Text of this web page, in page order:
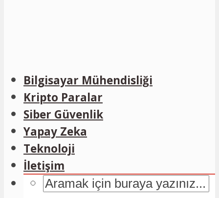
Bilgisayar Mühendisliği
Kripto Paralar
Siber Güvenlik
Yapay Zeka
Teknoloji
İletişim